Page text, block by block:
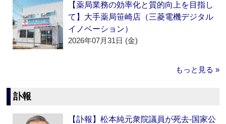
【薬局業務の効率化と質的向上を目指し
て】大手薬局笹崎店（三菱電機デジタル
イノベーション）
2026年07月31日 (金)
もっと見る »
訃報
【訃報】松本純元衆院議員が死去‐国家公